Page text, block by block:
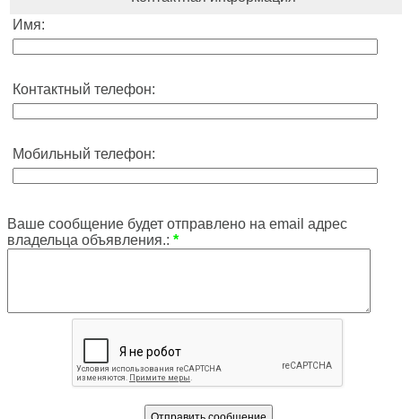
Имя:
Контактный телефон:
Мобильный телефон:
Ваше сообщение будет отправлено на email адрес
владельца объявления.: *